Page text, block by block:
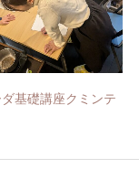
基礎講座クミンテ